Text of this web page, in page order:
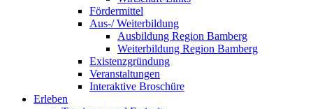
Fördermittel
Aus-/ Weiterbildung
Ausbildung Region Bamberg
Weiterbildung Region Bamberg
Existenzgründung
Veranstaltungen
Interaktive Broschüre
Erleben